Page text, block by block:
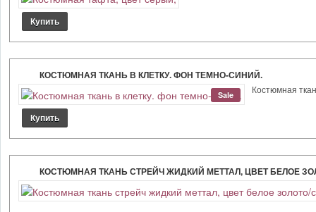
КОСТЮМНАЯ ТКАНЬ В КЛЕТКУ. ФОН ТЕМНО-СИНИЙ.
Sale Костюмная
КОСТЮМНАЯ ТКАНЬ СТРЕЙЧ ЖИДКИЙ МЕТТАЛ, ЦВЕТ БЕЛОЕ